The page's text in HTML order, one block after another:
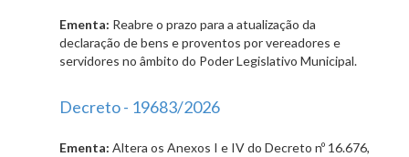
Ementa: Reabre o prazo para a atualização da
declaração de bens e proventos por vereadores e
servidores no âmbito do Poder Legislativo Municipal.
Decreto - 19683/2026
Ementa: Altera os Anexos I e IV do Decreto nº 16.676,